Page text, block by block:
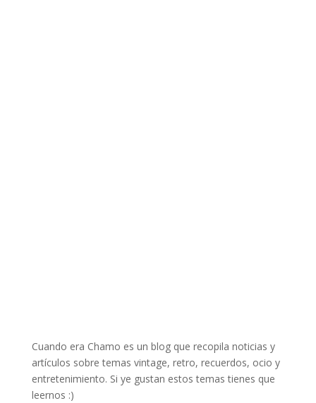
Cuando era Chamo es un blog que recopila noticias y
artículos sobre temas vintage, retro, recuerdos, ocio y
entretenimiento. Si ye gustan estos temas tienes que
leernos :)